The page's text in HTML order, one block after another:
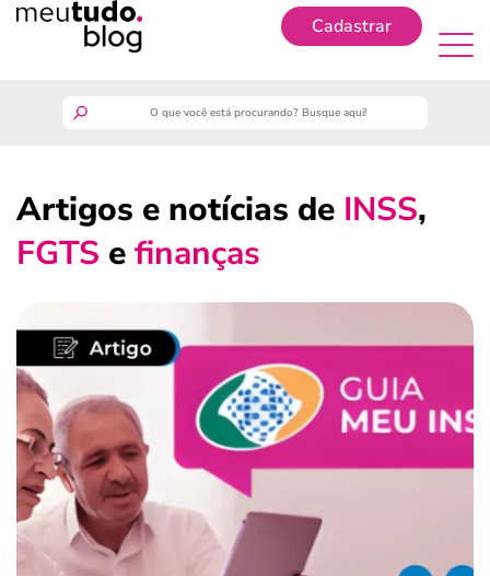
Cadastrar
guia do trabalhador
benefícios
crédito fácil
últimas notícias
ferramentas
Artigos e notícias de INSS,
FGTS efinanças